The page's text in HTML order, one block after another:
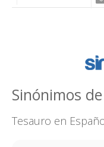
Sinónimos
Tesauro en